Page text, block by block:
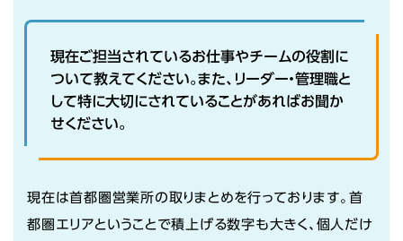
現在ご担当されているお仕事やチームの役割に
ついて教えてください。また、リーダー・管理職と
して特に大切にされていることがあればお聞か
せください。
現在は首都圏営業所の取りまとめを行っております。首
都圏エリアということで積上げる数字も大きく、個人だけ